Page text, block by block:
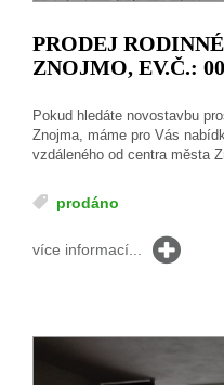
PRODEJ
ZNOJMO, EV.Č.:
Pokud hledáte novostavbu
Znojma, máme pro Vás
vzdáleného od centra města
prodáno
více informací...